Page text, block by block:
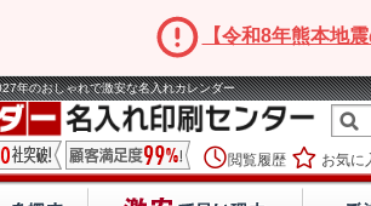
【令和8年熊本地
年のおしゃれで激安な名入れカレンダー
閲覧履歴 お気に